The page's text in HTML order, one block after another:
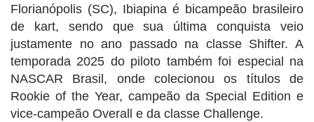
Florianópolis (SC), Ibiapina é bicampeão brasileiro
de kart, sendo que sua última conquista veio
justamente no ano passado na classe Shifter. A
temporada 2025 do piloto também foi especial na
NASCAR Brasil, onde colecionou os títulos de
Rookie of the Year, campeão da Special Edition e
vice-campeão Overall e da classe Challenge.